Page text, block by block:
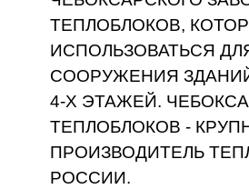
наша фамилия - наша репутация
Камышевы - это
родовое дело